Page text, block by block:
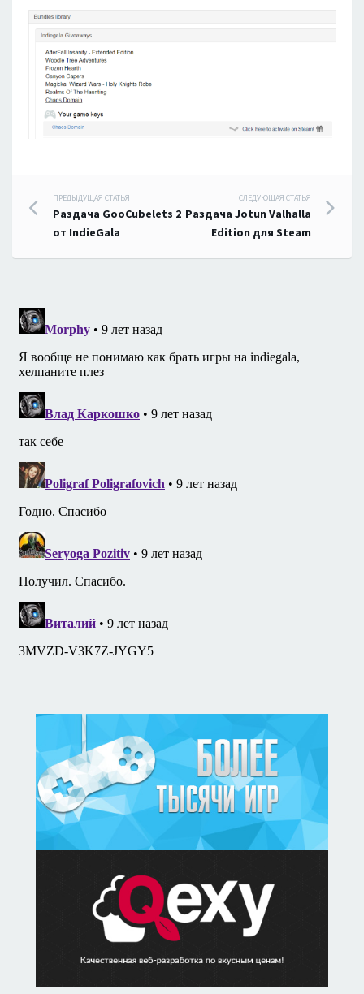
Навигация
по
записям
ПРЕДЫДУЩАЯ СТАТЬЯ
Раздача GooCubelets 2
от IndieGala
СЛЕДУЮЩАЯ СТАТЬЯ
Раздача Jotun Valhalla
Edition для Steam